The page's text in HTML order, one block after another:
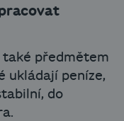
také předmětem
ukládají peníze,
do